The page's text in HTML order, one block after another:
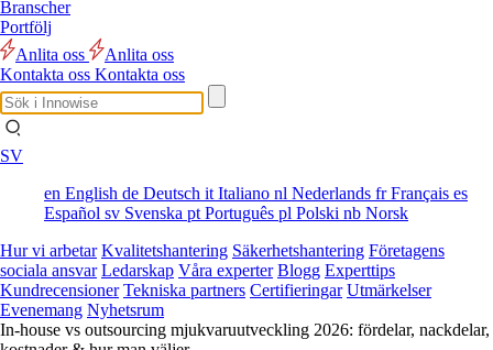
Branscher
Portfölj
Anlita oss
Anlita oss
Kontakta oss Kontakta oss
SV
en English de Deutsch it Italiano nl Nederlands frFrançais es
Español sv Svenska pt Português pl Polski nb Norsk
Hur vi arbetar Kvalitetshantering Säkerhetshantering Företagens
sociala ansvar Ledarskap Våra experter Blogg Experttips
Kundrecensioner Tekniska partners Certifieringar Utmärkelser
Evenemang Nyhetsrum
In-house vs outsourcing mjukvaruutveckling 2026: fördelar, nackdelar,